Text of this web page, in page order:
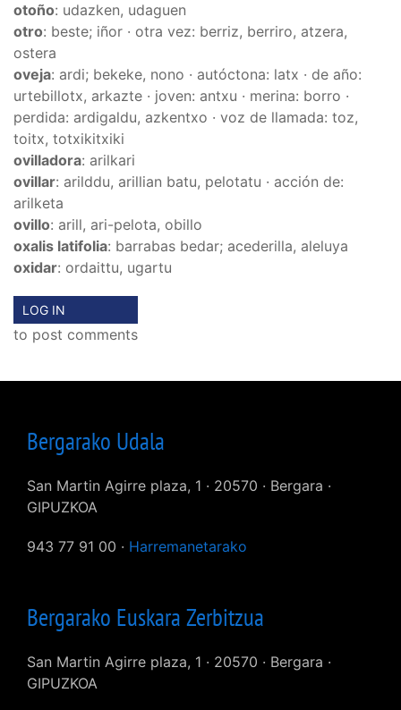
otoño: udazken, udaguen
otro: beste; iñor · otra vez: berriz, berriro, atzera,
ostera
oveja: ardi; bekeke, nono · autóctona: latx · de año:
urtebillotx, arkazte · joven: antxu · merina: borro ·
perdida: ardigaldu, azkentxo · voz de llamada: toz,
toitx, totxikitxiki
ovilladora: arilkari
ovillar: arilddu, arillian batu, pelotatu · acción de:
arilketa
ovillo: arill, ari-pelota, obillo
oxalis latifolia: barrabas bedar; acederilla, aleluya
oxidar: ordaittu, ugartu
LOG IN
to post comments
Bergarako Udala
San Martin Agirre plaza, 1 · 20570 · Bergara ·
GIPUZKOA
943 77 91 00 · Harremanetarako
Bergarako Euskara Zerbitzua
San Martin Agirre plaza, 1 · 20570 · Bergara ·
GIPUZKOA